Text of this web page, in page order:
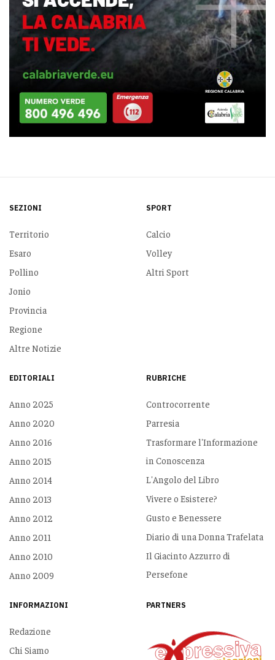
SEZIONI
Territorio
Esaro
Pollino
Jonio
Provincia
Regione
Altre Notizie
SPORT
Calcio
Volley
Altri Sport
EDITORIALI
Anno 2025
Anno 2020
Anno 2016
Anno 2015
Anno 2014
Anno 2013
Anno 2012
Anno 2011
Anno 2010
Anno 2009
RUBRICHE
Controcorrente
Parresia
Trasformare l'Informazione
in Conoscenza
L'Angolo del Libro
Vivere o Esistere?
Gusto e Benessere
Diario di una Donna Trafelata
Il Giacinto Azzurro di
Persefone
INFORMAZIONI
Redazione
Chi Siamo
PARTNERS